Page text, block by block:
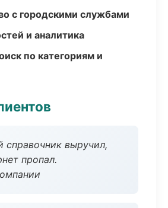
с городскими службами
и аналитика
по категориям и
справочник выручил,
пропал.